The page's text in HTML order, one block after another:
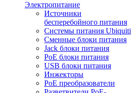
Электропитание
Источники
бесперебойного питания
Системы питания Ubiquiti
Сменные блоки питания
Jack блоки питания
PoE блоки питания
USB блоки питания
Инжекторы
PoE преобразователи